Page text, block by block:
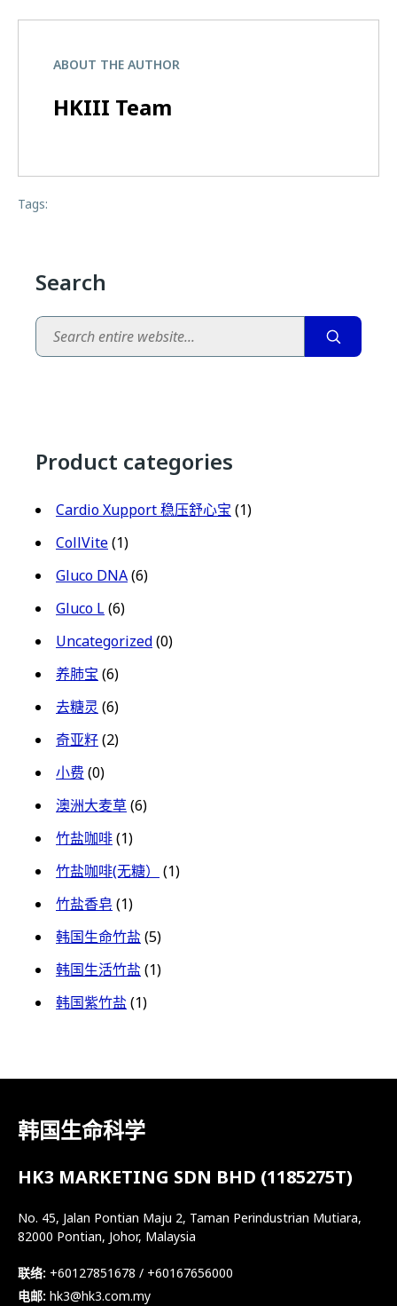
ABOUT THE AUTHOR
HKIII Team
Tags:
Search
Search
Product categories
Cardio Xupport 稳压舒心宝 (1)
CollVite(1)
Gluco DNA(6)
Gluco L(6)
Uncategorized(0)
养肺宝 (6)
去糖灵(6)
奇亚籽(2)
小费 (0)
澳洲大麦草(6)
竹盐咖啡(1)
竹盐咖啡(无糖）
(1)
竹盐香皂 (1)
韩国生命竹盐(5)
韩国生活竹盐(1)
韩国紫竹盐(1)
韩国生命科学
HK3 MARKETING SDN BHD (1185275T)
No. 45, Jalan Pontian Maju 2, Taman Perindustrian Mutiara,
82000 Pontian, Johor, Malaysia
联络: +60127851678 / +60167656000
电邮: hk3@hk3.com.my